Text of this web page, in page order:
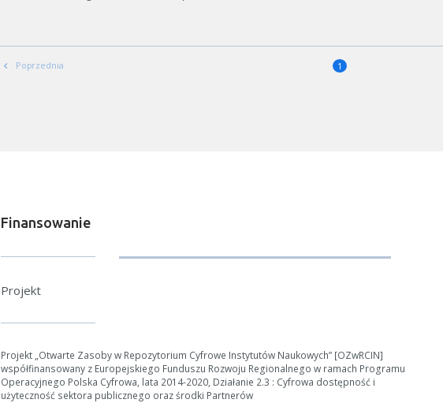
Poprzednia 1
Finansowanie
Projekt
Projekt „Otwarte Zasoby w Repozytorium Cyfrowe Instytutów Naukowych” [OZwRCIN]
współfinansowany z Europejskiego Funduszu Rozwoju Regionalnego w ramach Programu
Operacyjnego Polska Cyfrowa, lata 2014-2020, Działanie 2.3 : Cyfrowa dostępność i
użyteczność sektora publicznego oraz środki Partnerów